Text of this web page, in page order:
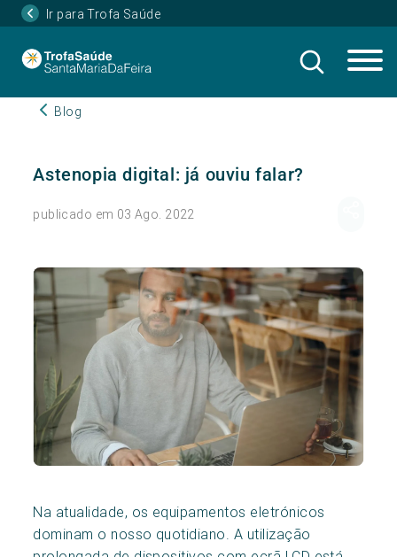
Ir para Trofa Saúde
Blog
Astenopia digital: já ouviu falar?
publicado em 03 Ago. 2022
Na atualidade, os equipamentos eletrónicos
dominam o nosso quotidiano. A utilização